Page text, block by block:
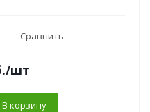
Сравнить
/шт
В корзину